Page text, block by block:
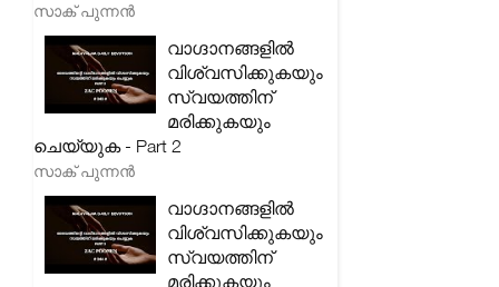
സാക് പുന്നൻ
വാഗ്ദാനങ്ങളിൽ
വിശ്വസിക്കുകയും
സ്വയത്തിന്
മരിക്കുകയും
ചെയ്യുക - Part 2
സാക് പുന്നൻ
വാഗ്ദാനങ്ങളിൽ
വിശ്വസിക്കുകയും
സ്വയത്തിന്
മരിക്കുകയും